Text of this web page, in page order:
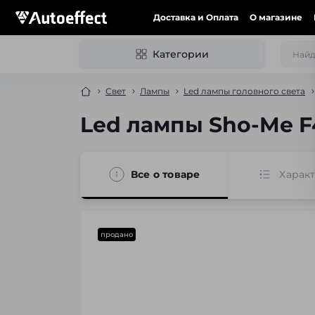
Доставка и Оплата О магазине
Категории
Свет Лампы Led лампы головного света
Led лампы Sho-Me
Все о товаре
продано